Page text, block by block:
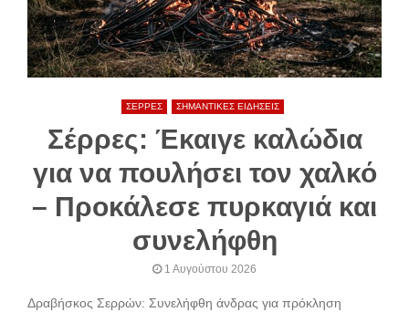
ΣΕΡΡΕΣ ΣΗΜΑΝΤΙΚΕΣ ΕΙΔΗΣΕΙΣ
Σέρρες: Έκαιγε καλώδια
για να πουλήσει τον χαλκό
– Προκάλεσε πυρκαγιά και
συνελήφθη
1 Αυγούστου 2026
Δραβήσκος Σερρών: Συνελήφθη άνδρας για πρόκληση